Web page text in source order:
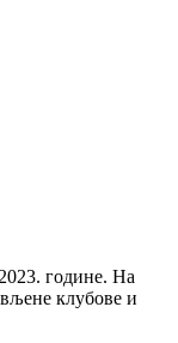
године. На
клубове и